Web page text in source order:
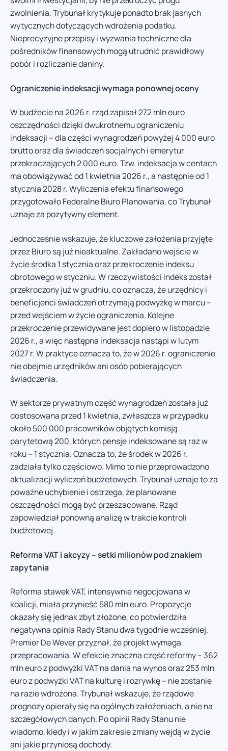
zwolnienia. Trybunał krytykuje ponadto brak jasnych
wytycznych dotyczących wdrożenia podatku.
Nieprecyzyjne przepisy i wyzwania techniczne dla
pośredników finansowych mogą utrudnić prawidłowy
pobór i rozliczanie daniny.
Ograniczenie indeksacji wymaga ponownej oceny
W budżecie na 2026 r. rząd zapisał 272 mln euro
oszczędności dzięki dwukrotnemu ograniczeniu
indeksacji – dla części wynagrodzeń powyżej 4 000 euro
brutto oraz dla świadczeń socjalnych i emerytur
przekraczających 2 000 euro. Tzw. indeksacja w centach
ma obowiązywać od 1 kwietnia 2026 r., a następnie od 1
stycznia 2028 r. Wyliczenia efektu finansowego
przygotowało Federalne Biuro Planowania, co Trybunał
uznaje za pozytywny element.
Jednocześnie wskazuje, że kluczowe założenia przyjęte
przez Biuro są już nieaktualne. Zakładano wejście w
życie środka 1 stycznia oraz przekroczenie indeksu
obrotowego w styczniu. W rzeczywistości indeks został
przekroczony już w grudniu, co oznacza, że urzędnicy i
beneficjenci świadczeń otrzymają podwyżkę w marcu –
przed wejściem w życie ograniczenia. Kolejne
przekroczenie przewidywane jest dopiero w listopadzie
2026 r., a więc następna indeksacja nastąpi w lutym
2027 r. W praktyce oznacza to, że w 2026 r. ograniczenie
nie obejmie urzędników ani osób pobierających
świadczenia.
W sektorze prywatnym część wynagrodzeń została już
dostosowana przed 1 kwietnia, zwłaszcza w przypadku
około 500 000 pracowników objętych komisją
parytetową 200, których pensje indeksowane są raz w
roku – 1 stycznia. Oznacza to, że środek w 2026 r.
zadziała tylko częściowo. Mimo to nie przeprowadzono
aktualizacji wyliczeń budżetowych. Trybunał uznaje to za
poważne uchybienie i ostrzega, że planowane
oszczędności mogą być przeszacowane. Rząd
zapowiedział ponowną analizę w trakcie kontroli
budżetowej.
Reforma VAT i akcyzy – setki milionów pod znakiem
zapytania
Reforma stawek VAT, intensywnie negocjowana w
koalicji, miała przynieść 580 mln euro. Propozycje
okazały się jednak zbyt złożone, co potwierdziła
negatywna opinia Rady Stanu dwa tygodnie wcześniej.
Premier De Wever przyznał, że projekt wymaga
przepracowania. W efekcie znaczna część reformy – 362
mln euro z podwyżki VAT na dania na wynos oraz 253 mln
euro z podwyżki VAT na kulturę i rozrywkę – nie zostanie
na razie wdrożona. Trybunał wskazuje, że rządowe
prognozy opierały się na ogólnych założeniach, a nie na
szczegółowych danych. Po opinii Rady Stanu nie
wiadomo, kiedy i w jakim zakresie zmiany wejdą w życie
ani jakie przyniosą dochody.